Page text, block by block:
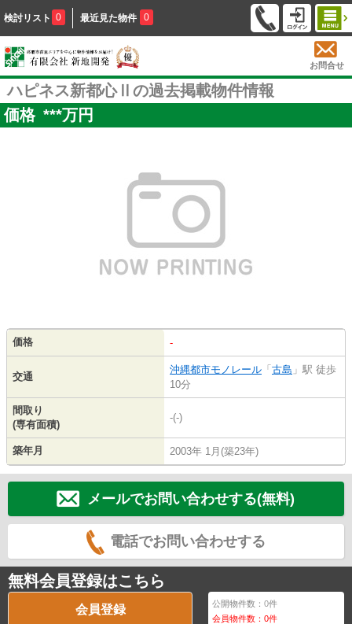
検討リスト 0 最近見た物件 0
お問合せ
ハピネス新都心Ⅱの過去掲載物件情報
価格 ***万円
価格 -
交通
沖縄都市モノレール 「 古島 」駅 徒歩
10分
間取り
(専有面積)
-(-)
築年月 2003年 1月(築23年)
メールでお問い合わせする(無料)
電話でお問い合わせする
無料会員登録はこちら
会員登録 公開物件数：0件
会員物件数：0件